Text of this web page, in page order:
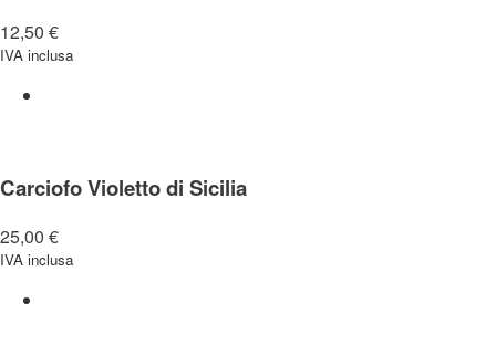
12,50 €
IVA inclusa
Carciofo Violetto di Sicilia
25,00 €
IVA inclusa